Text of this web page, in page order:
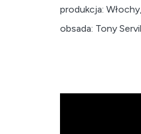
produkcja:
obsada: Tony